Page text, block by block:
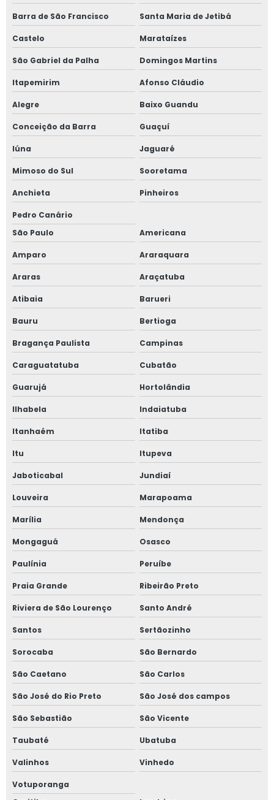
Barra de São Francisco Santa Maria de Jetibá
Castelo Marataízes
São Gabriel da Palha Domingos Martins
Itapemirim Afonso Cláudio
Alegre Baixo Guandu
Conceição da Barra Guaçuí
Iúna Jaguaré
Mimoso do Sul Sooretama
Anchieta Pinheiros
Pedro Canário
São Paulo
Americana
Amparo Araraquara
Araras Araçatuba
Atibaia Barueri
Bauru Bertioga
Bragança Paulista Campinas
Caraguatatuba Cubatão
Guarujá Hortolândia
Ilhabela Indaiatuba
Itanhaém Itatiba
Itu Itupeva
Jaboticabal Jundiaí
Louveira Marapoama
Marília Mendonça
Mongaguá Osasco
Paulínia Peruíbe
Praia Grande Ribeirão Preto
Riviera de São Lourenço Santo André
Santos Sertãozinho
Sorocaba São Bernardo
São Caetano São Carlos
São José do Rio Preto São José dos campos
São Sebastião São Vicente
Taubaté Ubatuba
Valinhos Vinhedo
Votuporanga